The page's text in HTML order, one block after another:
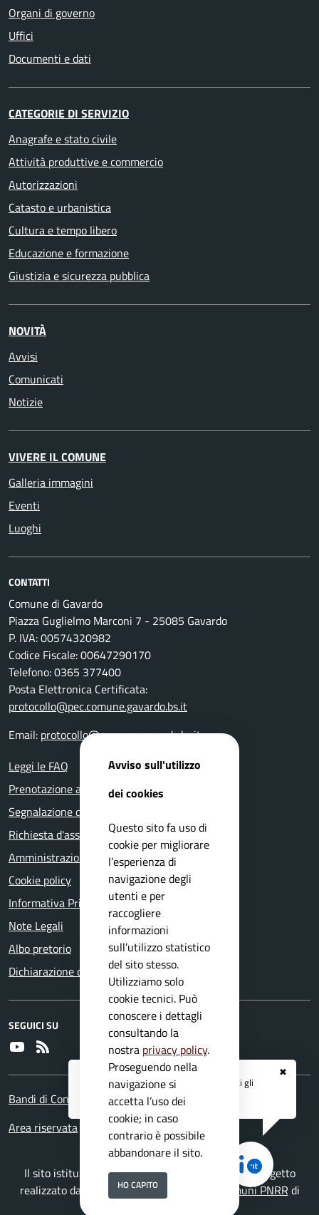
✖
Registrati ai serviziAPP IO
e ricevi tutti gli
aggiornamenti dall'Ente
Organi di governo
Uffici
Documenti e dati
CATEGORIE DI SERVIZIO
Anagrafe e stato civile
Attività produttive e commercio
Autorizzazioni
Catasto e urbanistica
Cultura e tempo libero
Educazione e formazione
Giustizia e sicurezza pubblica
NOVITÀ
Avvisi
Comunicati
Notizie
VIVERE IL COMUNE
Galleria immagini
Eventi
Luoghi
CONTATTI
Comune di Gavardo
Piazza Guglielmo Marconi 7 - 25085 Gavardo
P. IVA: 00574320982
Codice Fiscale: 00647290170
Telefono: 0365 377400
Posta Elettronica Certificata:
protocollo@pec.comune.gavardo.bs.it
Email: protocollo@comune.gavardo.bs.it
Leggi le FAQ
Prenotazione appuntamento
Segnalazione disservizio
Richiesta d'assistenza
Amministrazione trasparente
Cookie policy
Informativa Privacy
Note Legali
Albo pretorio
Dichiarazione di accessibilità
SEGUICI SU
Youtube
Bandi di Concorso
Area riservata
Il sito istituzionale del Comune di Gavardo è un progetto
realizzato da
Secoval srlcon la Soluzione Comuni PNRR di
Avviso sull'utilizzo
dei cookies
Questo sito fa uso di
cookie per migliorare
l’esperienza di
navigazione degli
utenti e per
raccogliere
informazioni
sull’utilizzo statistico
del sito stesso.
Utilizziamo solo
cookie tecnici. Può
conoscere i dettagli
consultando la
nostra privacy policy.
Proseguendo nella
navigazione si
accetta l’uso dei
cookie; in caso
contrario è possibile
abbandonare il sito.
HO CAPITO